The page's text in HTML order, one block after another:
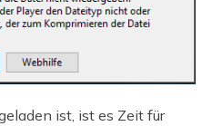
ist, ist es Zeit für